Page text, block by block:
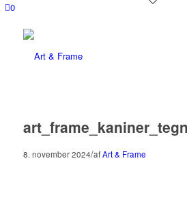
0
8. november 2024/afArt & Frame